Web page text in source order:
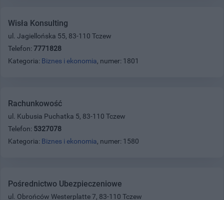
Wisła Konsulting
ul. Jagiellońska 55, 83-110 Tczew
Telefon: 7771828
Kategoria: Biznes i ekonomia, numer: 1801
Rachunkowość
ul. Kubusia Puchatka 5, 83-110 Tczew
Telefon: 5327078
Kategoria: Biznes i ekonomia, numer: 1580
Pośrednictwo Ubezpieczeniowe
ul. Obrońców Westerplatte 7, 83-110 Tczew